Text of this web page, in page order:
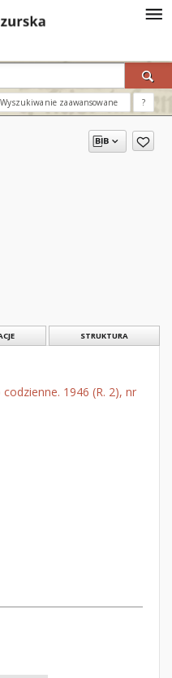
Wyszukiwanie zaawansowane ?
STRUKTURA
1946 (R. 2), nr